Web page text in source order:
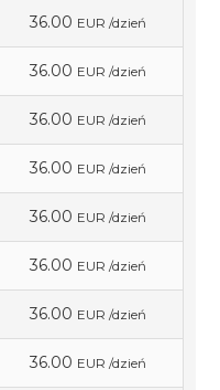
36.00 EUR /dzień
36.00 EUR /dzień
36.00 EUR /dzień
36.00 EUR /dzień
36.00 EUR /dzień
36.00 EUR /dzień
36.00 EUR /dzień
36.00 EUR /dzień